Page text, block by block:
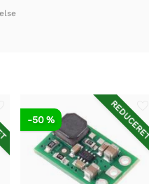
-50 %